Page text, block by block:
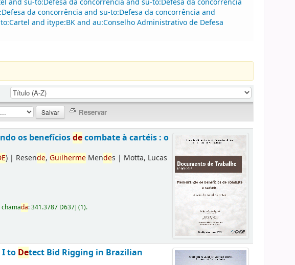
and su-to:Defesa da concorrência and su-to:Defesa da concorrência
da concorrência and su-to:Defesa da concorrência and
and itype:BK and au:Conselho Administrativo de Defesa
os benefíciosdecombate à cartéis : o
) | Resende,Guilherme Mendes | Motta, Lucas
chamada:341.3787 D637](1).
I to Detect Bid Rigging in Brazilian